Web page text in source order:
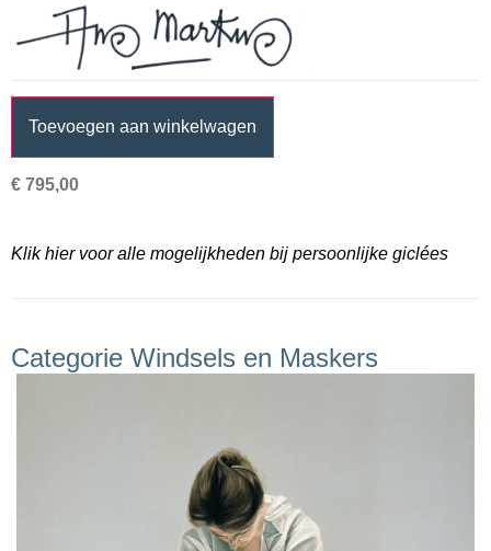
Toevoegen aan winkelwagen
€ 795,00
Klik hier voor alle mogelijkheden bij persoonlijke giclées
Categorie Windsels en Maskers